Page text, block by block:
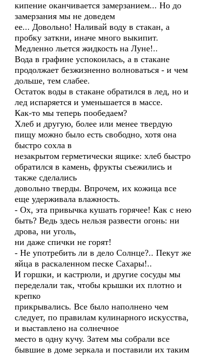
кипение оканчивается замерзанием... Но до
замерзания мы не доведем
ее... Довольно! Наливай воду в стакан, а
пробку заткни, иначе много выкипит.
Медленно льется жидкость на Луне!..
Вода в графине успокоилась, а в стакане
продолжает безжизненно волноваться - и чем
дольше, тем слабее.
Остаток воды в стакане обратился в лед, но и
лед испаряется и уменьшается в массе.
Как-то мы теперь пообедаем?
Хлеб и другую, более или менее твердую
пищу можно было есть свободно, хотя она
быстро сохла в
незакрытом герметически ящике: хлеб быстро
обратился в камень, фрукты съежились и
также сделались
довольно тверды. Впрочем, их кожица все
еще удерживала влажность.
- Ох, эта привычка кушать горячее! Как с нею
быть? Ведь здесь нельзя развести огонь: ни
дрова, ни уголь,
ни даже спички не горят!
- Не употребить ли в дело Солнце?.. Пекут же
яйца в раскаленном песке Сахары!..
И горшки, и кастрюли, и другие сосуды мы
переделали так, чтобы крышки их плотно и
крепко
прикрывались. Все было наполнено чем
следует, по правилам кулинарного искусства,
и выставлено на солнечное
место в одну кучу. Затем мы собрали все
бывшие в доме зеркала и поставили их таким